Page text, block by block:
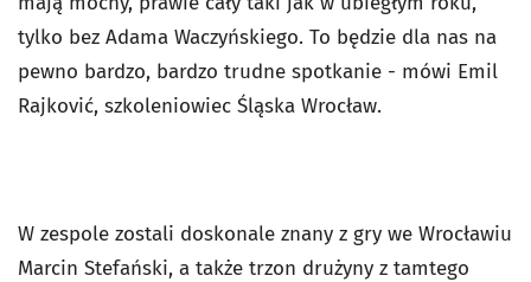
tylko bez Adama Waczyńskiego. To będzie dla nas na
pewno bardzo, bardzo trudne spotkanie - mówi Emil
Rajković, szkoleniowiec Śląska Wrocław.
W zespole zostali doskonale znany z gry we Wrocławiu
Marcin Stefański, a także trzon drużyny z tamtego